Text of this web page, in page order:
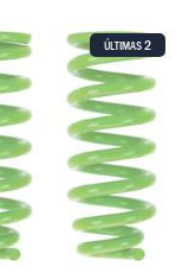
ÚLTIMAS2